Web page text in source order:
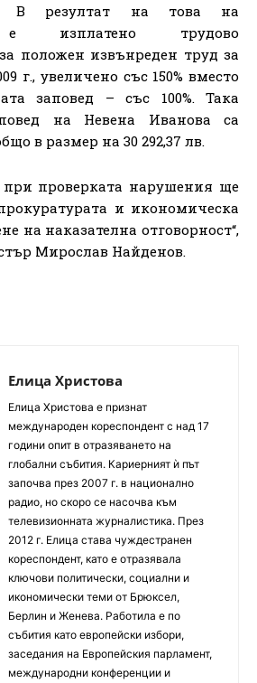
В резултат на това на
е изплатено трудово
положен извънреден труд за
г., увеличено със 150% вместо
заповед – със 100%. Така
на Невена Иванова са
в размер на 30 292,37 лв.
при проверката нарушения ще
и икономическа
на наказателна отговорност“,
Мирослав Найденов.
Елица Христова
Елица Христова е признат
международен кореспондент с над 17
години опит в отразяването на
глобални събития. Кариерният ѝ път
започва през 2007 г. в национално
радио, но скоро се насочва към
телевизионната журналистика. През
2012 г. Елица става чуждестранен
кореспондент, като е отразявала
ключови политически, социални и
икономически теми от Брюксел,
Берлин и Женева. Работила е по
събития като европейски избори,
заседания на Европейския парламент,
международни конференции и